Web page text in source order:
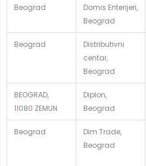
Beograd
Domis Enterijeri,
Beograd
Beograd
Distributivni
centar,
Beograd
BEOGRAD,
11080 ZEMUN
Diplon,
Beograd
Beograd
Dim Trade,
Beograd